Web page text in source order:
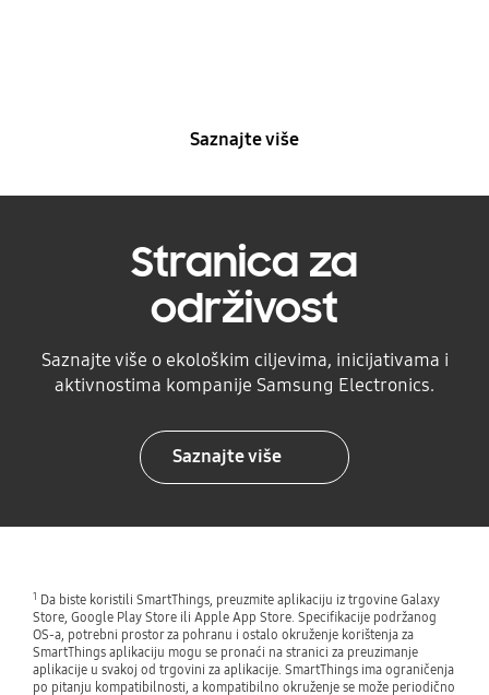
Saznajte više
Stranica za
održivost
Saznajte više o ekološkim ciljevima, inicijativama i
aktivnostima kompanije Samsung Electronics.
Saznajte više
1 Da biste koristili SmartThings, preuzmite aplikaciju iz trgovine Galaxy
Store, Google Play Store ili Apple App Store. Specifikacije podržanog
OS-a, potrebni prostor za pohranu i ostalo okruženje korištenja za
SmartThings aplikaciju mogu se pronaći na stranici za preuzimanje
aplikacije u svakoj od trgovini za aplikacije. SmartThings ima ograničenja
po pitanju kompatibilnosti, a kompatibilno okruženje se može periodično